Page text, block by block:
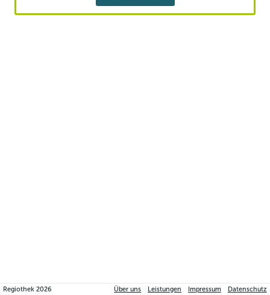
Regiothek2026 Über uns Leistungen Impressum Datenschutz